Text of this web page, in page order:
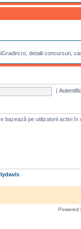
detalii concursuri,
|
pe utilizatorii activi în
Powered